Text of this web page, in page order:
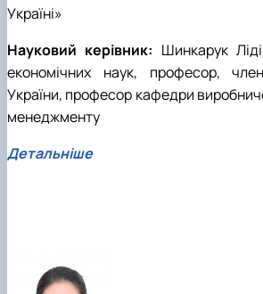
Україні»
Науковий керівник: Шинкарук
економічних наук, професор,
України, професор кафедри
менеджменту
Детальніше